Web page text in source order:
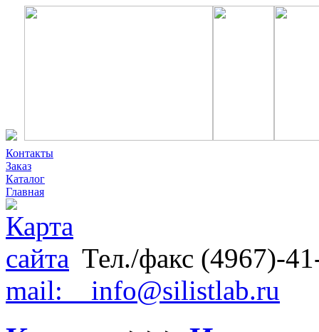
Контакты
Заказ
Каталог
Главная
Тел./факс (4967)-
mail: info@silistlab.ru